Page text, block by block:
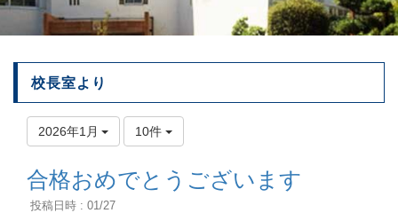
校長室より
2026年1月 10件
合格おめでとうございます
投稿日時 : 01/27